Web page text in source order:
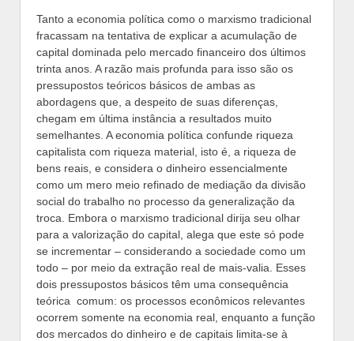
Tanto a economia política como o marxismo tradicional
fracassam na tentativa de explicar a acumulação de
capital dominada pelo mercado financeiro dos últimos
trinta anos. A razão mais profunda para isso são os
pressupostos teóricos básicos de ambas as
abordagens que, a despeito de suas diferenças,
chegam em última instância a resultados muito
semelhantes. A economia política confunde riqueza
capitalista com riqueza material, isto é, a riqueza de
bens reais, e considera o dinheiro essencialmente
como um mero meio refinado de mediação da divisão
social do trabalho no processo da generalização da
troca. Embora o marxismo tradicional dirija seu olhar
para a valorização do capital, alega que este só pode
se incrementar – considerando a sociedade como um
todo – por meio da extração real de mais-valia. Esses
dois pressupostos básicos têm uma consequência
teórica comum: os processos econômicos relevantes
ocorrem somente na economia real, enquanto a função
dos mercados do dinheiro e de capitais limita-se à